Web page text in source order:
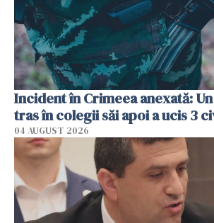
Incident în Crimeea anexată:
tras în colegii săi apoi a ucis 3
04 AUGUST 2026